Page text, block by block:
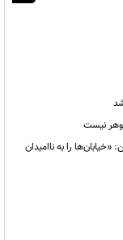
نیست
را به ناامیدان